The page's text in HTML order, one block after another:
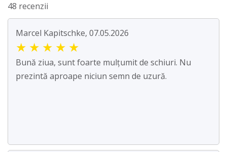
48 recenzii
Marcel Kapitschke, 07.05.2026
★ ★ ★ ★ ★
Bună ziua, sunt foarte mulțumit de schiuri. Nu
prezintă aproape niciun semn de uzură.